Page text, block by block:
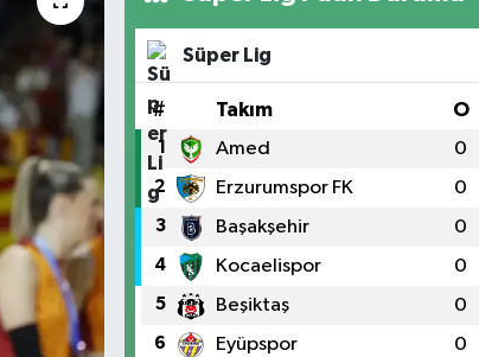
Süper Lig
# Takım O
1 Amed 0
2 Erzurumspor FK 0
3 Başakşehir 0
4 Kocaelispor 0
5 Beşiktaş 0
6 Eyüpspor 0